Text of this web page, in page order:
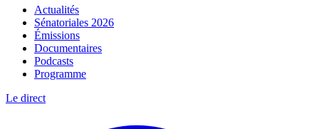
Actualités
Sénatoriales 2026
Émissions
Documentaires
Podcasts
Programme
Le direct